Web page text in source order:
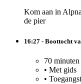
Kom aan in
de pier
16:27 - Boottocht
70 minuten
• Met gids
•